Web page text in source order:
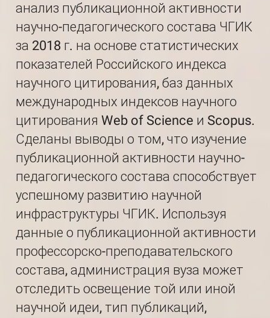
анализ публикационной активности
научно-педагогического состава ЧГИК
за 2018 г. на основе статистических
показателей Российского индекса
научного цитирования, баз данных
международных индексов научного
цитирования Web of Science и Scopus.
Сделаны выводы о том, что изучение
публикационной активности научно-
педагоги­ческого состава способствует
успешному развитию научной
инфраструктуры ЧГИК. Используя
данные о публикационной активности
профессорско-препо­давательского
состава, администрация вуза может
отследить освещение той или иной
научной идеи, тип публикаций,